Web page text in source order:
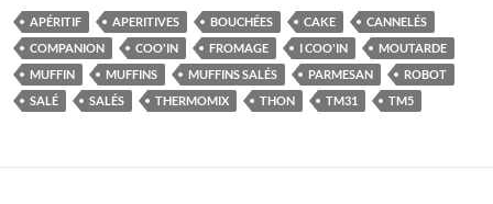
APÉRITIF APERITIVES BOUCHÉES CAKE
CANNELÉS
COMPANION
COO'IN FROMAGE I COO'IN
MOUTARDE
MUFFIN
MUFFINS MUFFINS SALÉS PARMESAN
ROBOT
SALÉ
SALÉS THERMOMIX THON TM31 TM5